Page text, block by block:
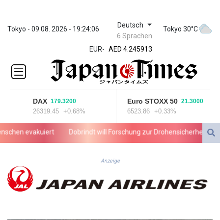
Tokyo - 09.08. 2026 - 19:24:06 Deutsch
6 Sprachen
Tokyo 30°C
EUR-
ZWL 372.275202
AED 4.245913
AED 4.245913
AFN 76.887634
ALL 93.218842
AMD
1060.176801
ARS
1724.882567
AWG 2.082489
BAM 1.955776
BBD 2.321671
DAX 179.3200
26319.45 +0.68%
Euro STOXX 50 21.3000
6523.86 +0.33%
evakuiert Dobrindt will Forschung zur Drohensicherheit in
Anzeige